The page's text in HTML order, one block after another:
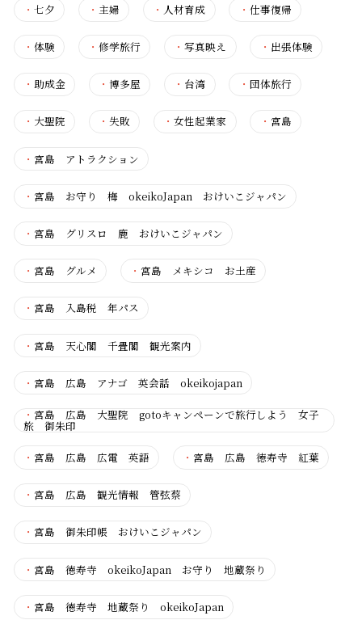
・ 七夕 ・主婦 ・ 人材育成 ・ 仕事復帰
・ 体験 ・修学旅行 ・写真映え ・ 出張体験
・ 助成金 ・博多屋 ・ 台湾 ・ 団体旅行
・ 大聖院 ・失敗 ・女性起業家 ・ 宮島
・ 宮島 アトラクション
・ 宮島 お守り 梅 okeikoJapan おけいこジャパン
・ 宮島 グリスロ 鹿 おけいこジャパン
・ 宮島 グルメ ・ 宮島 メキシコ お土産
・ 宮島 入島税 年パス
・ 宮島 天心閣 千畳閣 観光案内
・ 宮島 広島 アナゴ 英会話 okeikojapan
・ 宮島 広島 大聖院 gotoキャンペーンで旅行しよう 女子
旅 御朱印
・ 宮島 広島 広電 英語 ・ 宮島 広島 徳寿寺 紅葉
・ 宮島 広島 観光情報 管弦蔡
・ 宮島 御朱印帳 おけいこジャパン
・ 宮島 徳寿寺 okeikoJapan お守り 地蔵祭り
・ 宮島 徳寿寺 地蔵祭り okeikoJapan